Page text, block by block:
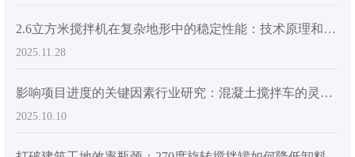
2.6立方米搅拌机在复杂地形中的稳定性能：技术原理和实际操作要点分析
2025.11.28
影响项目进度的关键因素行业研究：混凝土搅拌车的灵活性和卸料效率
2025.10.10